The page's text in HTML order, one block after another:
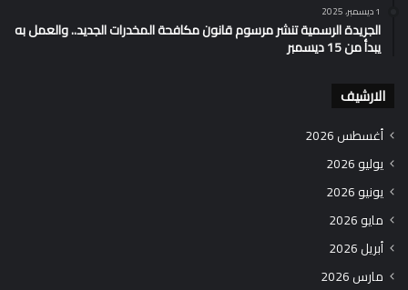
1 ديسمبر، 2025
الجريدة الرسمية تنشر مرسوم قانون مكافحة المخدرات الجديد.. والعمل به
يبدأ من 15 ديسمبر
الارشيف
أغسطس 2026
يوليو 2026
يونيو 2026
مايو 2026
أبريل 2026
مارس 2026